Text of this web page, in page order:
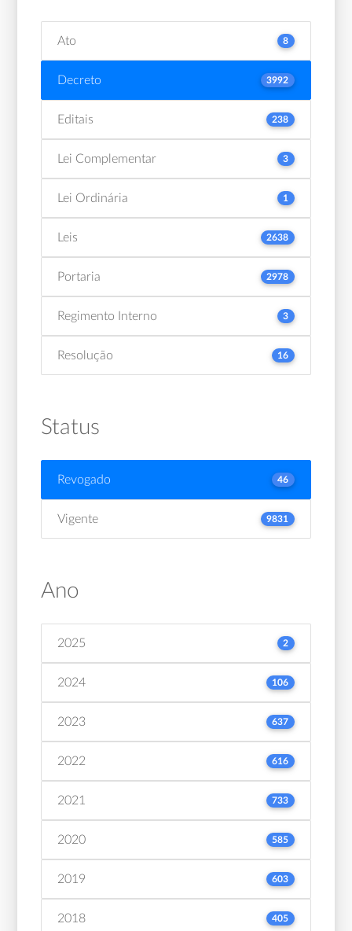
Ato 8
Decreto 3992
Editais 238
Lei Complementar 3
Lei Ordinária 1
Leis 2638
Portaria 2978
Regimento Interno 3
Resolução 16
Status
Revogado 46
Vigente 9831
Ano
2025 2
2024 106
2023 637
2022 616
2021 733
2020 585
2019 603
2018 405